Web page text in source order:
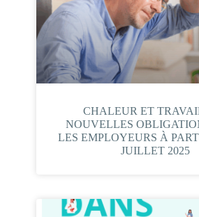
CHALEUR ET
NOUVELLES
LES EMPLOYEURS À
JUILLET 2025